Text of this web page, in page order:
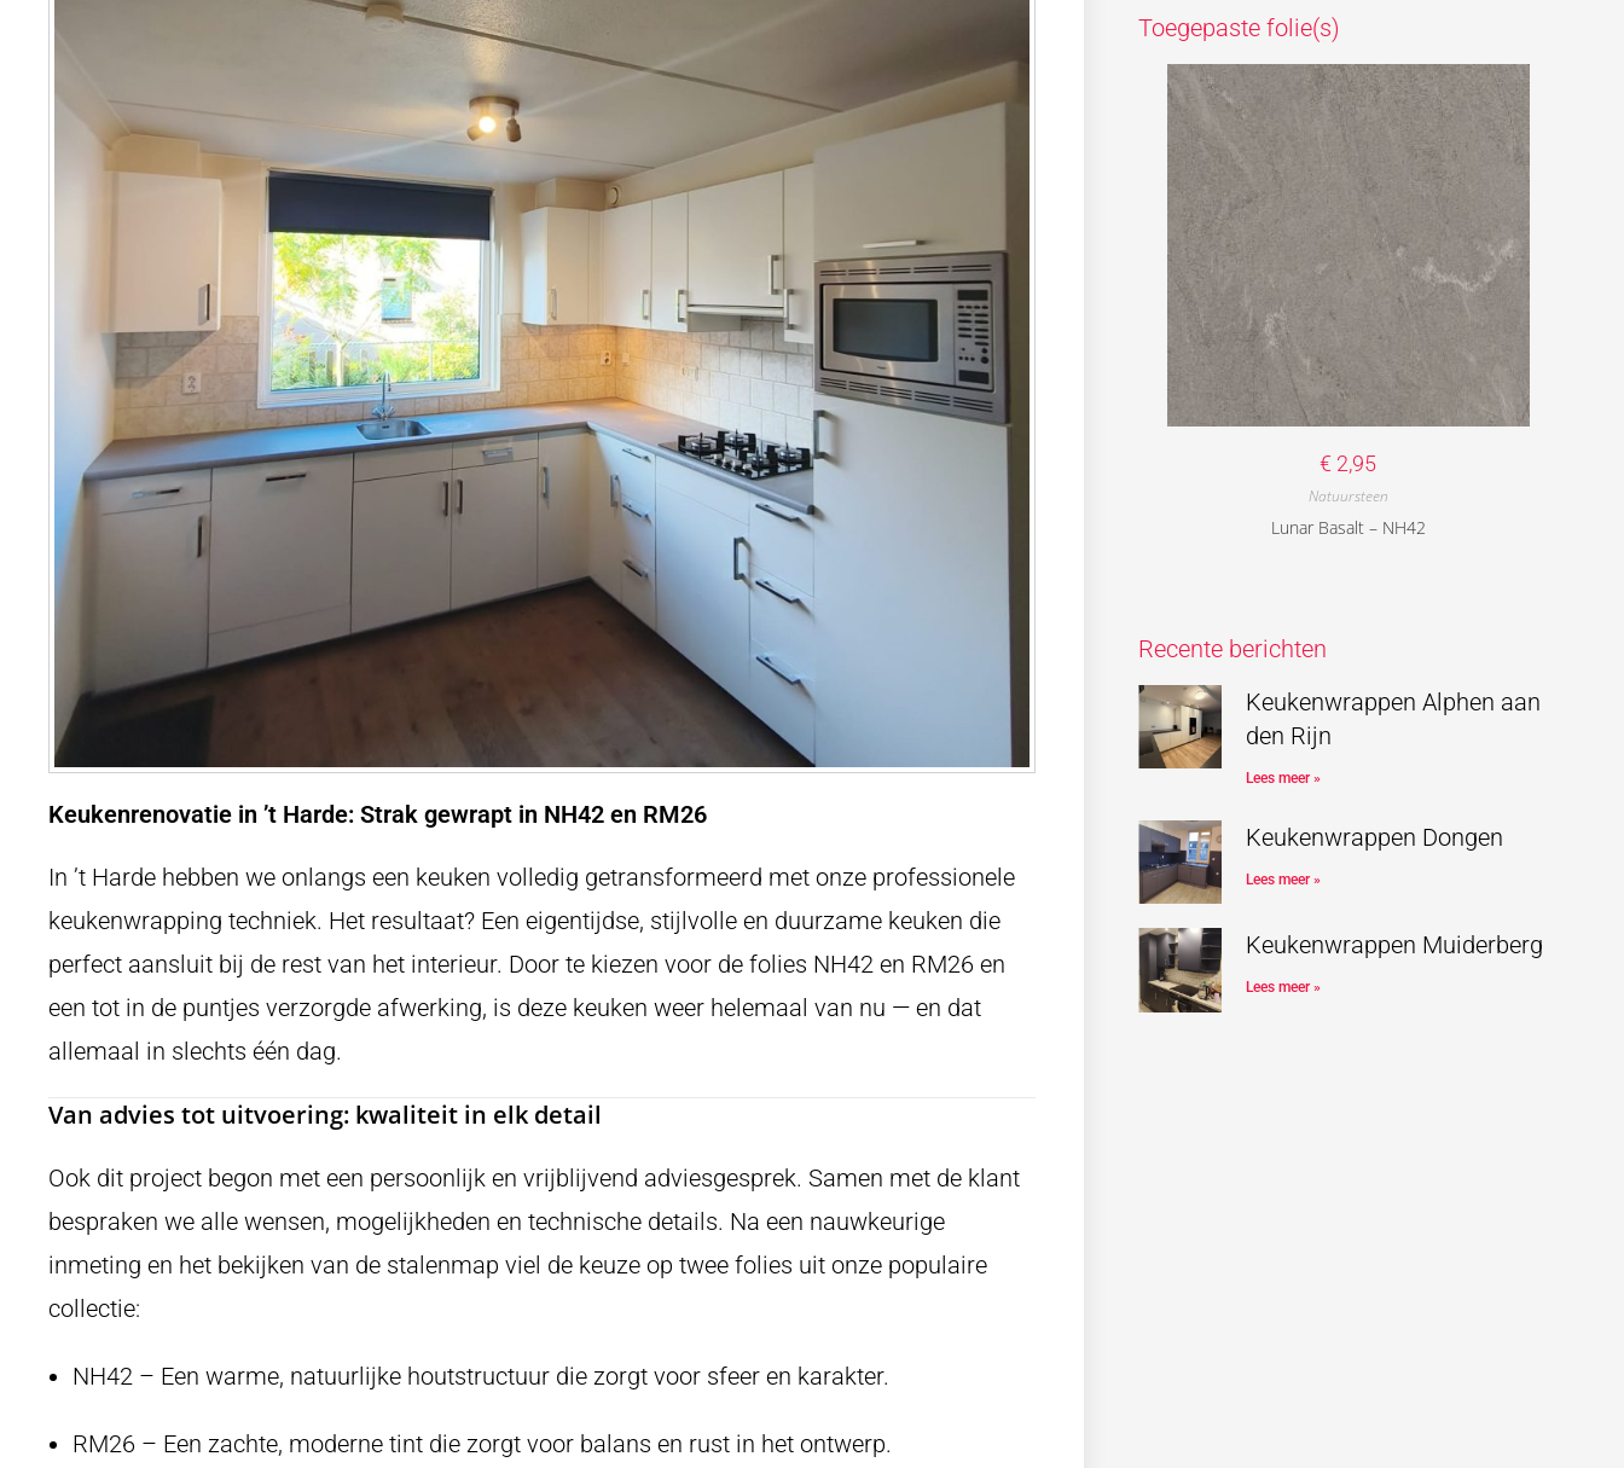
Keukenrenovatie in ’t Harde: Strak gewrapt in NH42 en RM26
In ’t Harde hebben we onlangs een keuken volledig getransformeerd met onze professionele
keukenwrapping techniek. Het resultaat? Een eigentijdse, stijlvolle en duurzame keuken die
perfect aansluit bij de rest van het interieur. Door te kiezen voor de folies NH42 en RM26 en
een tot in de puntjes verzorgde afwerking, is deze keuken weer helemaal van nu — en dat
allemaal in slechts één dag.
Van advies tot uitvoering: kwaliteit in elk detail
Ook dit project begon met een persoonlijk en vrijblijvend adviesgesprek. Samen met de klant
bespraken we alle wensen, mogelijkheden en technische details. Na een nauwkeurige
inmeting en het bekijken van de stalenmap viel de keuze op twee folies uit onze populaire
collectie:
NH42 – Een warme, natuurlijke houtstructuur die zorgt voor sfeer en karakter.
RM26 – Een zachte, moderne tint die zorgt voor balans en rust in het ontwerp.
Toegepaste folie(s)
€ 2,95
Natuursteen
Lunar Basalt – NH42
Recente berichten
Keukenwrappen Alphen aan
den Rijn
Lees meer »
Keukenwrappen Dongen
Lees meer »
Keukenwrappen Muiderberg
Lees meer »